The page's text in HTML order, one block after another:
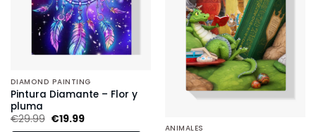
DIAMOND PAINTING
Pintura Diamante – Flor y
pluma
€29.99 €19.99
ANIMALES